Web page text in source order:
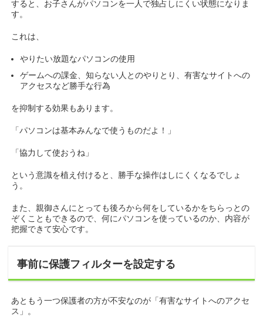
すると、お子さんがパソコンを一人で独占しにくい状態になりま
す。
これは、
やりたい放題なパソコンの使用
ゲームへの課金、知らない人とのやりとり、有害なサイトへの
アクセスなど勝手な行為
を抑制する効果もあります。
「パソコンは基本みんなで使うものだよ！」
「協力して使おうね」
という意識を植え付けると、勝手な操作はしにくくなるでしょ
う。
また、親御さんにとっても後ろから何をしているかをちらっとの
ぞくこともできるので、何にパソコンを使っているのか、内容が
把握できて安心です。
事前に保護フィルターを設定する
あともう一つ保護者の方が不安なのが「有害なサイトへのアクセ
ス」。